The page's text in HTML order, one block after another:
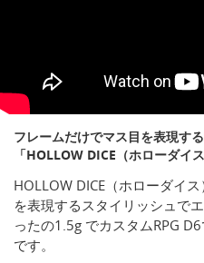
フレームだけでマス目を表現す
「HOLLOW DICE（ホローダイ
HOLLOW DICE（ホローダイ
を表現するスタイリッシュで
ったの1.5g でカスタムRPG
です。